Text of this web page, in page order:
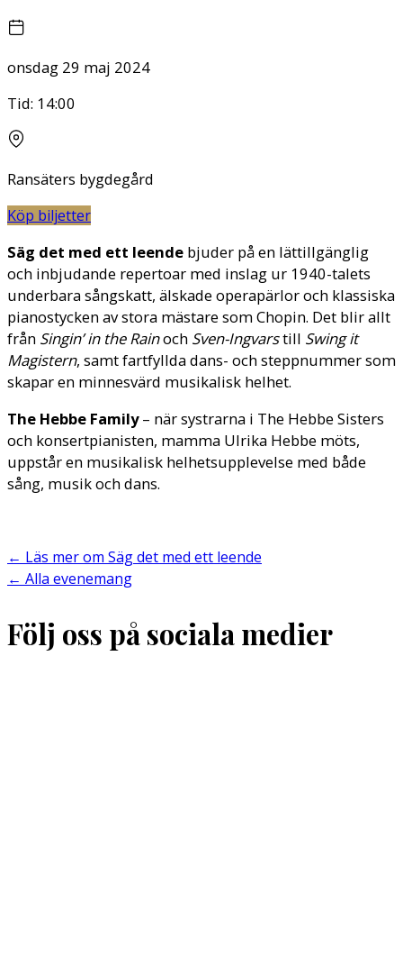
onsdag 29 maj 2024
Tid: 14:00
Ransäters bygdegård
Köp biljetter
Säg det med ett leende bjuder på en lättillgänglig
och inbjudande repertoar med inslag ur 1940-talets
underbara sångskatt, älskade operapärlor och klassiska
pianostycken av stora mästare som Chopin. Det blir allt
från Singin’ in the Rainoch Sven-Ingvarstill Swing it
Magistern, samt fartfyllda dans- och steppnummer som
skapar en minnesvärd musikalisk helhet.
The Hebbe Family– när systrarna i The Hebbe Sisters
och konsertpianisten, mamma Ulrika Hebbe möts,
uppstår en musikalisk helhetsupplevelse med både
sång, musik och dans.
← Läs mer om Säg det med ett leende
← Alla evenemang
Följ oss på sociala medier